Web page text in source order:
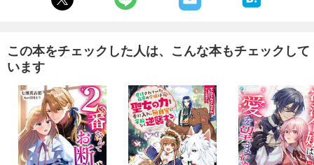
この本をチェックした人は、こんな本もチェックして
います